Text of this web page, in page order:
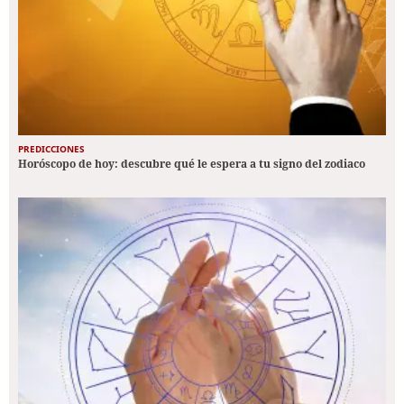
PREDICCIONES
Horóscopo de hoy: descubre qué le espera a tu signo del zodiaco